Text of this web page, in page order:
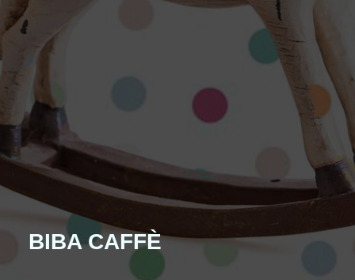
BIBA CAFFÈ